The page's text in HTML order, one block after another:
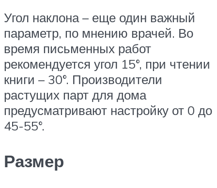
Угол наклона – еще один важный
параметр, по мнению врачей. Во
время письменных работ
рекомендуется угол 15°, при чтении
книги – 30°. Производители
растущих парт для дома
предусматривают настройку от 0 до
45-55°.
Размер